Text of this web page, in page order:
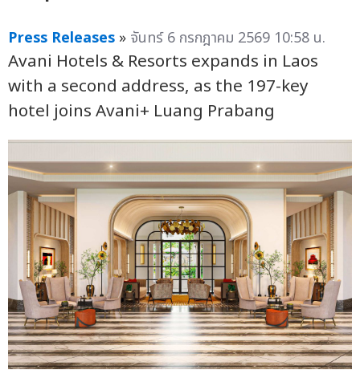
Press Releases » จันทร์ 6 กรกฎาคม 2569 10:58 น.
Avani Hotels & Resorts expands in Laos
with a second address, as the 197-key
hotel joins Avani+ Luang Prabang